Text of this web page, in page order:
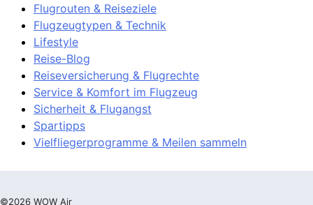
Flugrouten & Reiseziele
Flugzeugtypen & Technik
Lifestyle
Reise-Blog
Reiseversicherung & Flugrechte
Service & Komfort im Flugzeug
Sicherheit & Flugangst
Spartipps
Vielfliegerprogramme & Meilen sammeln
©2026 WOW Air